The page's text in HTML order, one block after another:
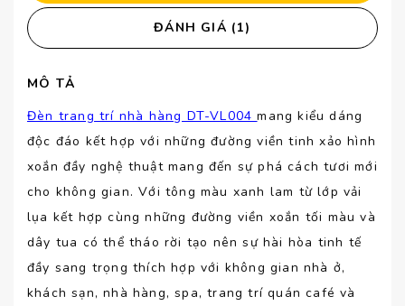
ĐÁNH GIÁ (1)
MÔ TẢ
Đèn trang trí nhà hàng DT-VL004mang kiểu dáng
độc đáo kết hợp với những đường viền tinh xảo hình
xoắn đầy nghệ thuật mang đến sự phá cách tươi mới
cho không gian. Với tông màu xanh lam từ lớp vải
lụa kết hợp cùng những đường viền xoắn tối màu và
dây tua có thể tháo rời tạo nên sự hài hòa tinh tế
đầy sang trọng thích hợp với không gian nhà ở,
khách sạn, nhà hàng, spa, trang trí quán café và